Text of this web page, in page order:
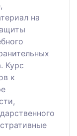
на
Курс
к